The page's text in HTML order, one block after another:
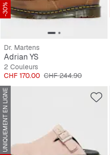
-30%
Dr. Martens
Adrian YS
2 Couleurs
Prix
CHF 170.00 Prix original
CHF 244.90
UNIQUEMENT EN LIGNE